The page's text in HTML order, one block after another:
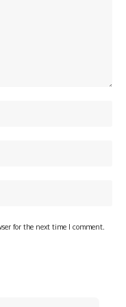
for the next time I comment.